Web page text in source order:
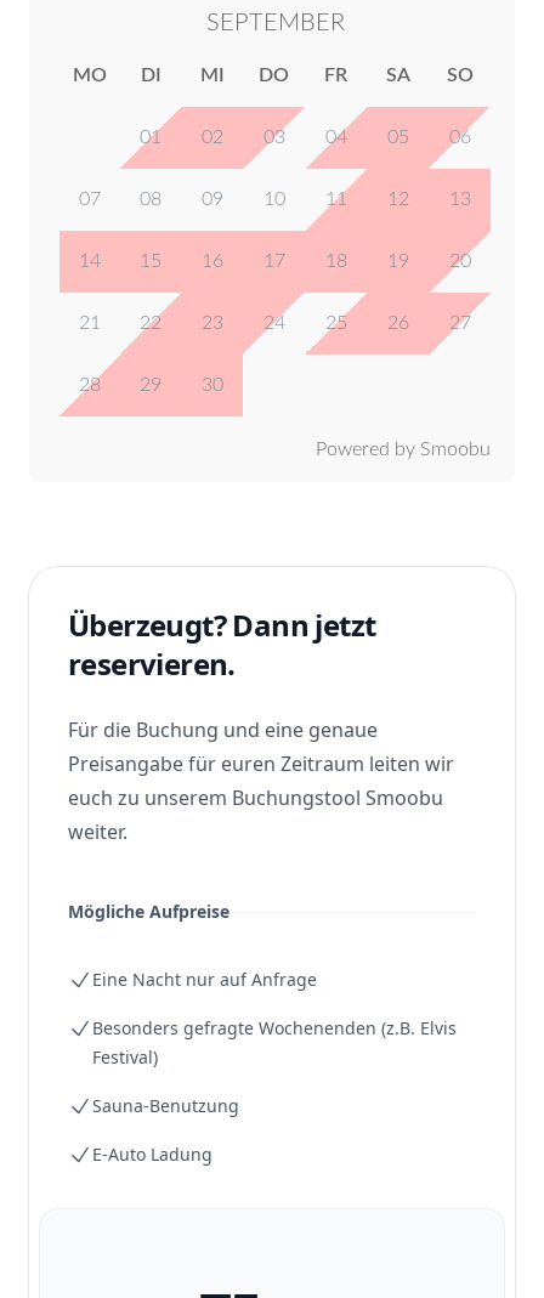
SEPTEMBER
MO DI MI DO FR SA SO
01 02 03 04 05 06
07 08 09 10 11 12 13
14 15 16 17 18 19 20
21 22 23 24 25 26 27
28 29 30
Powered by Smoobu
Überzeugt? Dann jetzt
reservieren.
Für die Buchung und eine genaue
Preisangabe für euren Zeitraum leiten wir
euch zu unserem Buchungstool Smoobu
weiter.
Mögliche Aufpreise
Eine Nacht nur auf Anfrage
Besonders gefragte Wochenenden (z.B. Elvis
Festival)
Sauna-Benutzung
E-Auto Ladung